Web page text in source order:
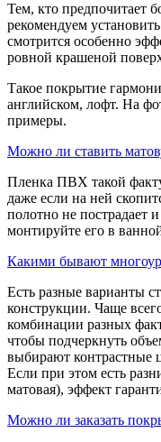
Тем, кто предпочитает
рекомендуем
смотрится особенно
ровной крашеной
Такое покрытие
английском, лофт. На
примеры.
Можно ли ставить
Пленка ПВХ такой
даже если на ней
полотно не пострадает
монтируйте его в
Какими бывают
Есть разные варианты
конструкции. Чаще
комбинации разных
чтобы подчеркнуть
выбирают контрастные
Если при этом есть
матовая), эффект
Можно ли заказать